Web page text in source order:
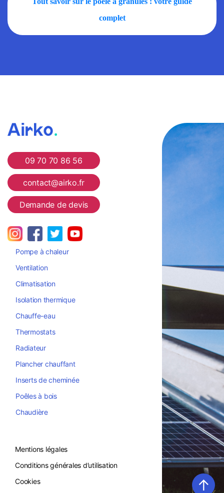
complet
Airko09 70 70 86 56
contact@airko.fr
Demande de devis
Pompe à chaleur
Ventilation
Climatisation
Isolation thermique
Chauffe-eau
Thermostats
Radiateur
Plancher chauffant
Inserts de cheminée
Poêles à bois
Chaudière
Mentions légales
Conditions générales d’utilisation
Cookies
↑